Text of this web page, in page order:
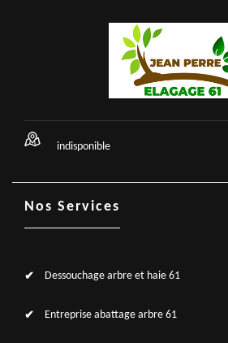
indisponible
Nos Services
Dessouchage arbre et haie 61
Entreprise abattage arbre 61